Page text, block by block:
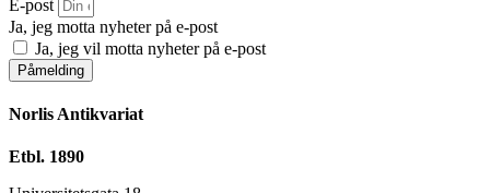
E-post
Ja, jeg motta nyheter på e-post
Ja, jeg vil motta nyheter på e-post
Påmelding
Norlis Antikvariat
Etbl. 1890